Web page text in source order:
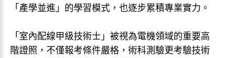
「產學並進」的學習模式，也逐步累積專業實力。
「室內配線甲級技術士」被視為電機領域的重要高
階證照，不僅報考條件嚴格，術科測驗更考驗技術